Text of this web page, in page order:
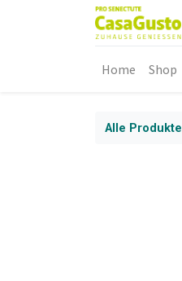
Home Shop
Alle Produkte